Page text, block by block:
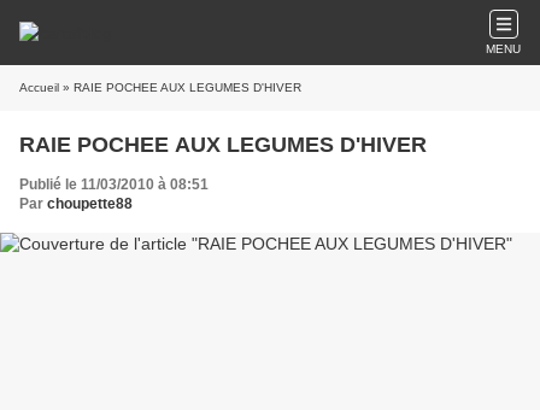
MENU
Accueil » RAIE POCHEE AUX LEGUMES D'HIVER
RAIE POCHEE AUX LEGUMES D'HIVER
Publié le 11/03/2010 à 08:51
Par choupette88